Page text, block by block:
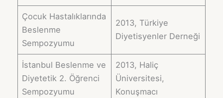
Çocuk Hastalıklarında
Beslenme
Sempozyumu
2013, Türkiye
Diyetisyenler Derneği
İstanbul Beslenme ve
Diyetetik 2. Öğrenci
Sempozyumu
2013, Haliç
Üniversitesi,
Konuşmacı